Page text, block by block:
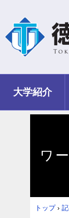
大学紹介
ワ
トップ ›